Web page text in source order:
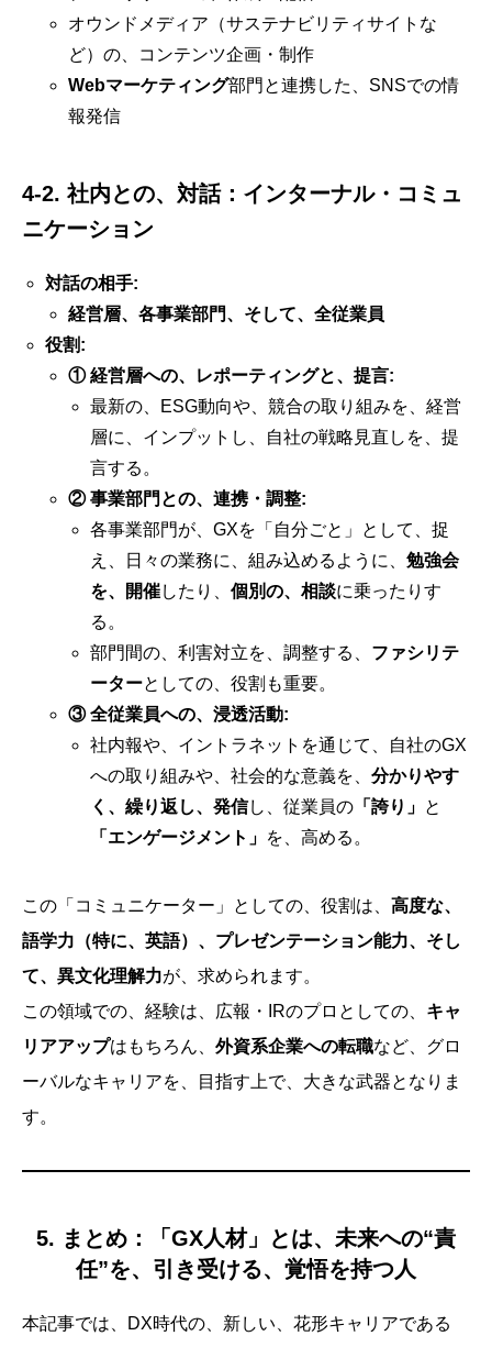
オウンドメディア（サステナビリティサイトな
ど）の、コンテンツ企画・制作
Webマーケティング部門と連携した、SNSでの情
報発信
4-2. 社内との、対話：インターナル・コミュ
ニケーション
対話の相手:
経営層、各事業部門、そして、全従業員
役割:
① 経営層への、レポーティングと、提言:
最新の、ESG動向や、競合の取り組みを、経営
層に、インプットし、自社の戦略見直しを、提
言する。
② 事業部門との、連携・調整:
各事業部門が、GXを「自分ごと」として、捉
え、日々の業務に、組み込めるように、勉強会
を、開催したり、個別の、相談に乗ったりす
る。
部門間の、利害対立を、調整する、 ファシリテ
ーターとしての、役割も重要。
③ 全従業員への、浸透活動:
社内報や、イントラネットを通じて、自社のGX
への取り組みや、社会的な意義を、分かりやす
く、繰り返し、発信し、従業員の 「誇り」 と
「エンゲージメント」 を、高める。
この「コミュニケーター」としての、役割は、 高度な、
語学力（特に、英語）、プレゼンテーション能力、そし
て、異文化理解力が、求められます。
この領域での、経験は、広報・IRのプロとしての、 キャ
リアアップはもちろん、 外資系企業への転職など、グロ
ーバルなキャリアを、目指す上で、大きな武器となりま
す。
5. まとめ：「GX人材」とは、未来への“責
任”を、引き受ける、覚悟を持つ人
本記事では、DX時代の、新しい、花形キャリアである